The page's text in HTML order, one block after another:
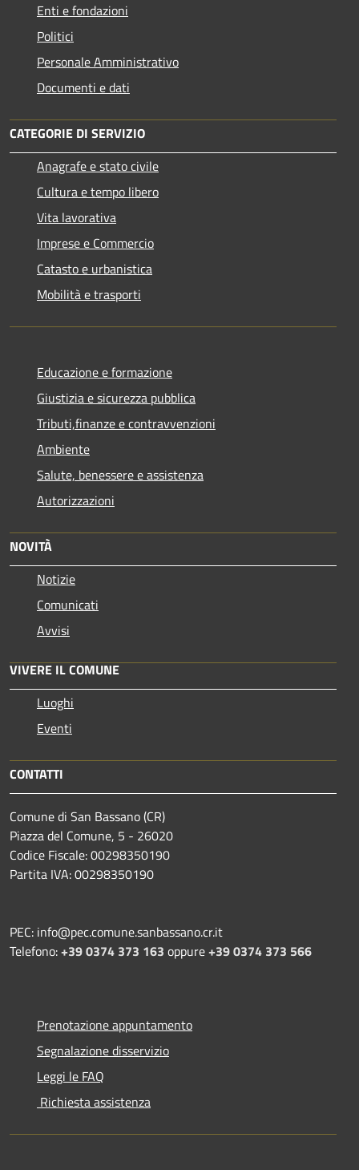
Enti e fondazioni
Politici
Personale Amministrativo
Documenti e dati
CATEGORIE DI SERVIZIO
Anagrafe e stato civile
Cultura e tempo libero
Vita lavorativa
Imprese e Commercio
Catasto e urbanistica
Mobilità e trasporti
Educazione e formazione
Giustizia e sicurezza pubblica
Tributi,finanze e contravvenzioni
Ambiente
Salute, benessere e assistenza
Autorizzazioni
NOVITÀ
Notizie
Comunicati
Avvisi
VIVERE IL COMUNE
Luoghi
Eventi
CONTATTI
Comune di San Bassano (CR)
Piazza del Comune, 5 - 26020
Codice Fiscale: 00298350190
Partita IVA: 00298350190
PEC: info@pec.comune.sanbassano.cr.it
Telefono:+39 0374 373 163 oppure+39 0374 373 566
Prenotazione appuntamento
Segnalazione disservizio
Leggi le FAQ
Richiesta assistenza